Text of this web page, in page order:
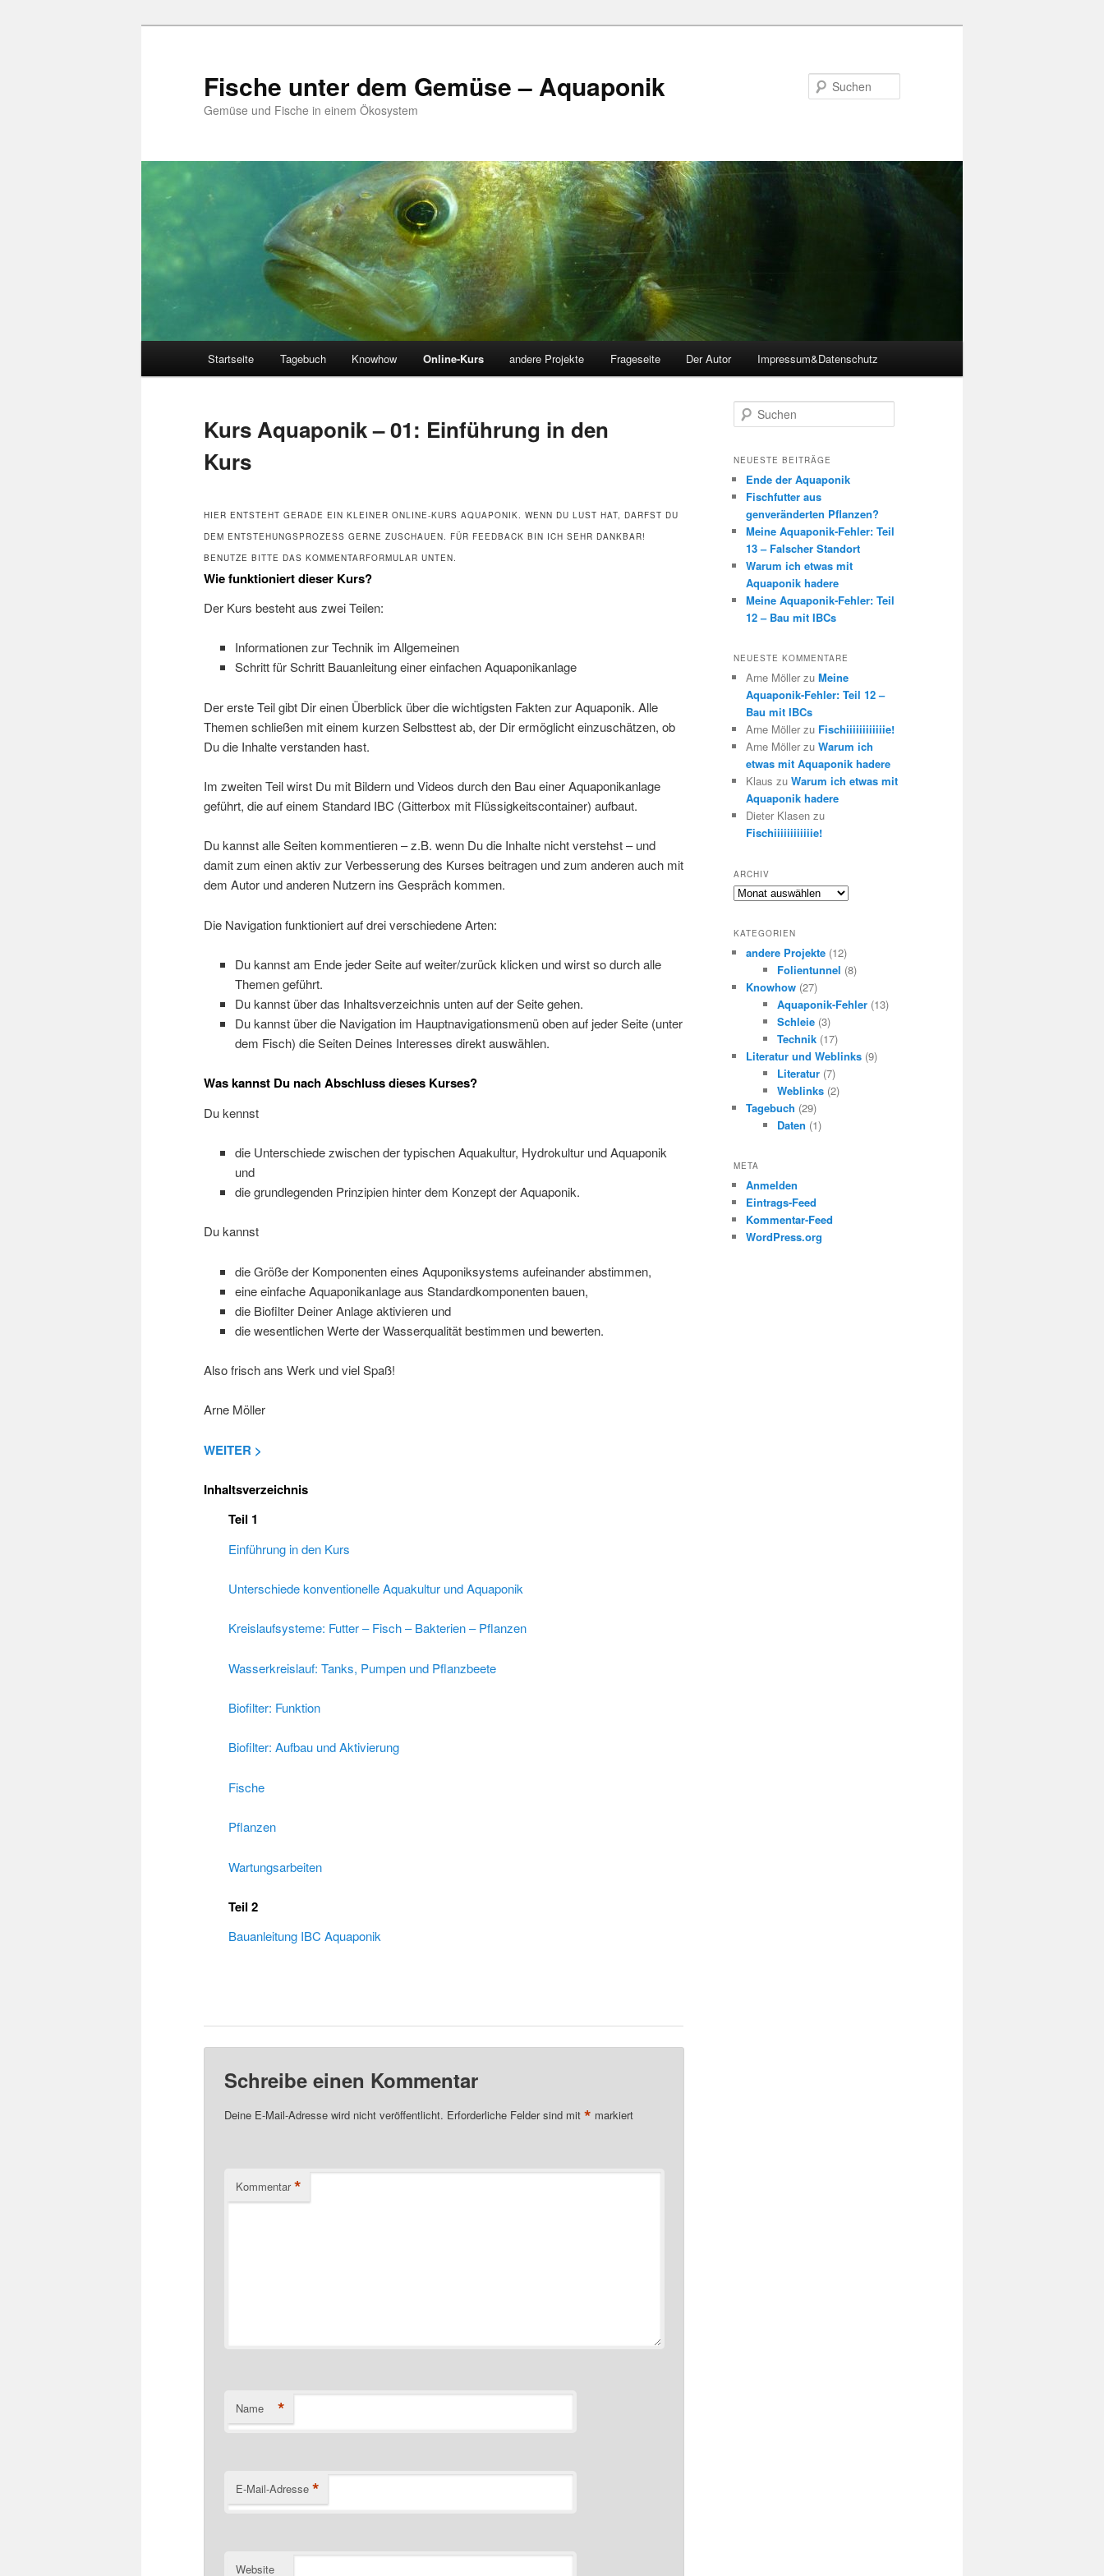
Fische unter dem Gemüse – Aquaponik
Gemüse und Fische in einem Ökosystem
Startseite Tagebuch Knowhow Online-Kurs andere Projekte Frageseite Der Autor Impressum&Datenschutz
Kurs Aquaponik – 01: Einführung in den
Kurs
HIER ENTSTEHT GERADE EIN KLEINER ONLINE-KURS AQUAPONIK. WENN DU LUST HAT, DARFST DU
DEM ENTSTEHUNGSPROZESS GERNE ZUSCHAUEN. FÜR FEEDBACK BIN ICH SEHR DANKBAR!
BENUTZE BITTE DAS KOMMENTARFORMULAR UNTEN.
Wie funktioniert dieser Kurs?
Der Kurs besteht aus zwei Teilen:
Informationen zur Technik im Allgemeinen
Schritt für Schritt Bauanleitung einer einfachen Aquaponikanlage
Der erste Teil gibt Dir einen Überblick über die wichtigsten Fakten zur Aquaponik. Alle
Themen schließen mit einem kurzen Selbsttest ab, der Dir ermöglicht einzuschätzen, ob
Du die Inhalte verstanden hast.
Im zweiten Teil wirst Du mit Bildern und Videos durch den Bau einer Aquaponikanlage
geführt, die auf einem Standard IBC (Gitterbox mit Flüssigkeitscontainer) aufbaut.
Du kannst alle Seiten kommentieren – z.B. wenn Du die Inhalte nicht verstehst – und
damit zum einen aktiv zur Verbesserung des Kurses beitragen und zum anderen auch mit
dem Autor und anderen Nutzern ins Gespräch kommen.
Die Navigation funktioniert auf drei verschiedene Arten:
Du kannst am Ende jeder Seite auf weiter/zurück klicken und wirst so durch alle
Themen geführt.
Du kannst über das Inhaltsverzeichnis unten auf der Seite gehen.
Du kannst über die Navigation im Hauptnavigationsmenü oben auf jeder Seite (unter
dem Fisch) die Seiten Deines Interesses direkt auswählen.
Was kannst Du nach Abschluss dieses Kurses?
Du kennst
die Unterschiede zwischen der typischen Aquakultur, Hydrokultur und Aquaponik
und
die grundlegenden Prinzipien hinter dem Konzept der Aquaponik.
Du kannst
die Größe der Komponenten eines Aquponiksystems aufeinander abstimmen,
eine einfache Aquaponikanlage aus Standardkomponenten bauen,
die Biofilter Deiner Anlage aktivieren und
die wesentlichen Werte der Wasserqualität bestimmen und bewerten.
Also frisch ans Werk und viel Spaß!
Arne Möller
WEITER >
Inhaltsverzeichnis
Teil 1
Einführung in den Kurs
Unterschiede konventionelle Aquakultur und Aquaponik
Kreislaufsysteme: Futter – Fisch – Bakterien – Pflanzen
Wasserkreislauf: Tanks, Pumpen und Pflanzbeete
Biofilter: Funktion
Biofilter: Aufbau und Aktivierung
Fische
Pflanzen
Wartungsarbeiten
Teil 2
Bauanleitung IBC Aquaponik
Schreibe einen Kommentar
Deine E-Mail-Adresse wird nicht veröffentlicht. Erforderliche Felder sind mit* markiert
Kommentar *
Name *
E-Mail-Adresse *
Website
u
h
NEUESTE BEITRÄGE
Ende der Aquaponik
Fischfutter aus
genveränderten Pflanzen?
Meine Aquaponik-Fehler: Teil
13 – Falscher Standort
Warum ich etwas mit
Aquaponik hadere
Meine Aquaponik-Fehler: Teil
12 – Bau mit IBCs
NEUESTE KOMMENTARE
Arne Möller zu Meine
Aquaponik-Fehler: Teil 12 –
Bau mit IBCs
Arne Möller zu Fischiiiiiiiiiiiie!
Arne Möller zu Warum ich
etwas mit Aquaponik hadere
Klaus zu Warum ich etwas mit
Aquaponik hadere
Dieter Klasen zu
Fischiiiiiiiiiiiie!
ARCHIV
Archiv
KATEGORIEN
andere Projekte (12)
Folientunnel (8)
Knowhow (27)
Aquaponik-Fehler(13)
Schleie(3)
Technik(17)
Literatur und Weblinks (9)
Literatur(7)
Weblinks(2)
Tagebuch (29)
Daten (1)
META
Anmelden
Eintrags-Feed
Kommentar-Feed
WordPress.org